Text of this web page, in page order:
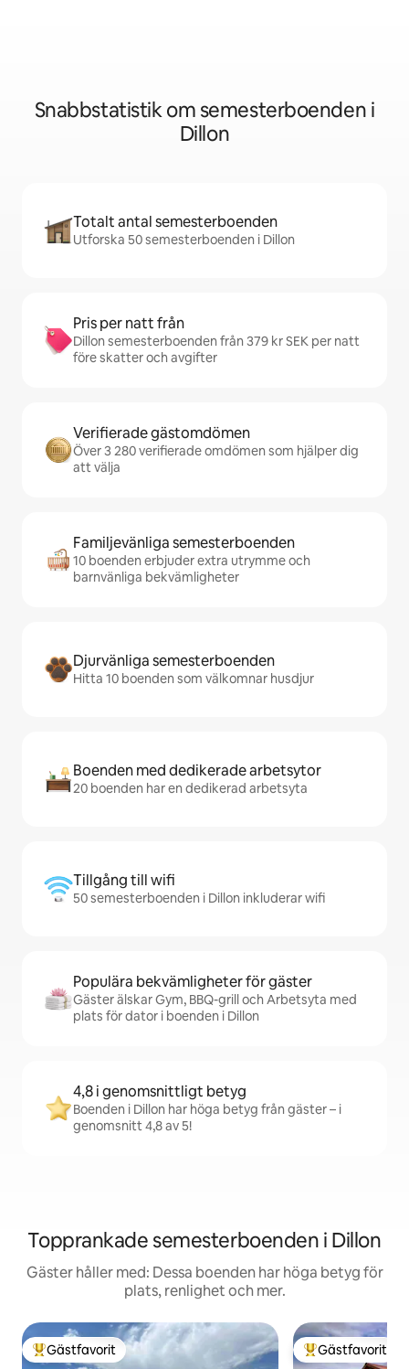
Snabbstatistik om semesterboenden i
Dillon
Totalt antal semesterboenden
Utforska 50 semesterboenden i Dillon
Pris per natt från
Dillon semesterboenden från 379 kr SEK per natt
före skatter och avgifter
Verifierade gästomdömen
Över 3 280 verifierade omdömen som hjälper dig
att välja
Familjevänliga semesterboenden
10 boenden erbjuder extra utrymme och
barnvänliga bekvämligheter
Djurvänliga semesterboenden
Hitta 10 boenden som välkomnar husdjur
Boenden med dedikerade arbetsytor
20 boenden har en dedikerad arbetsyta
Tillgång till wifi
50 semesterboenden i Dillon inkluderar wifi
Populära bekvämligheter för gäster
Gäster älskar Gym, BBQ-grill och Arbetsyta med
plats för dator i boenden i Dillon
4,8 i genomsnittligt betyg
Boenden i Dillon har höga betyg från gäster – i
genomsnitt 4,8 av 5!
Topprankade semesterboenden i Dillon
Gäster håller med: Dessa boenden har höga betyg för
plats, renlighet och mer.
Populär gästfavorit
Gästfavorit Populär
Gästfavorit